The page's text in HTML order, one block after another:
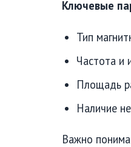
Ключевые
Тип
Частота и
Площадь
Наличие
Важно